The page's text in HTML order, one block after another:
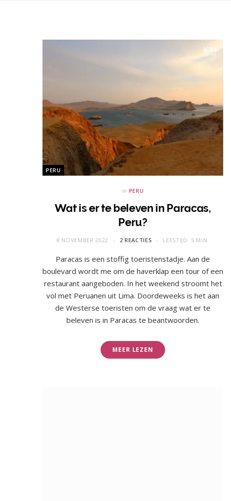
PERU
in PERU
Wat is er te beleven in Paracas,
Peru?
8 NOVEMBER 2022 2 REACTIES LEESTIJD: 5 MIN.
Paracas is een stoffig toeristenstadje. Aan de
boulevard wordt me om de haverklap een tour of een
restaurant aangeboden. In het weekend stroomt het
vol met Peruanen uit Lima. Doordeweeks is het aan
de Westerse toeristen om de vraag wat er te
beleven is in Paracas te beantwoorden.
MEER LEZEN